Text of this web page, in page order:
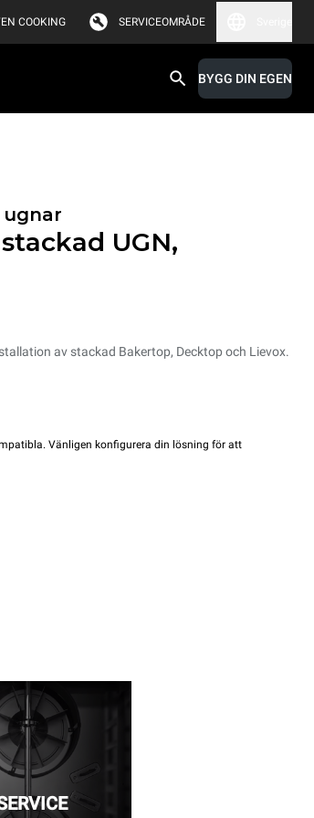
COOKING SERVICEOMRÅDE
BYGG DIN EGEN
UGN,
av stackad Bakertop, Decktop och Lievox.
Vänligen konfigurera din lösning för att